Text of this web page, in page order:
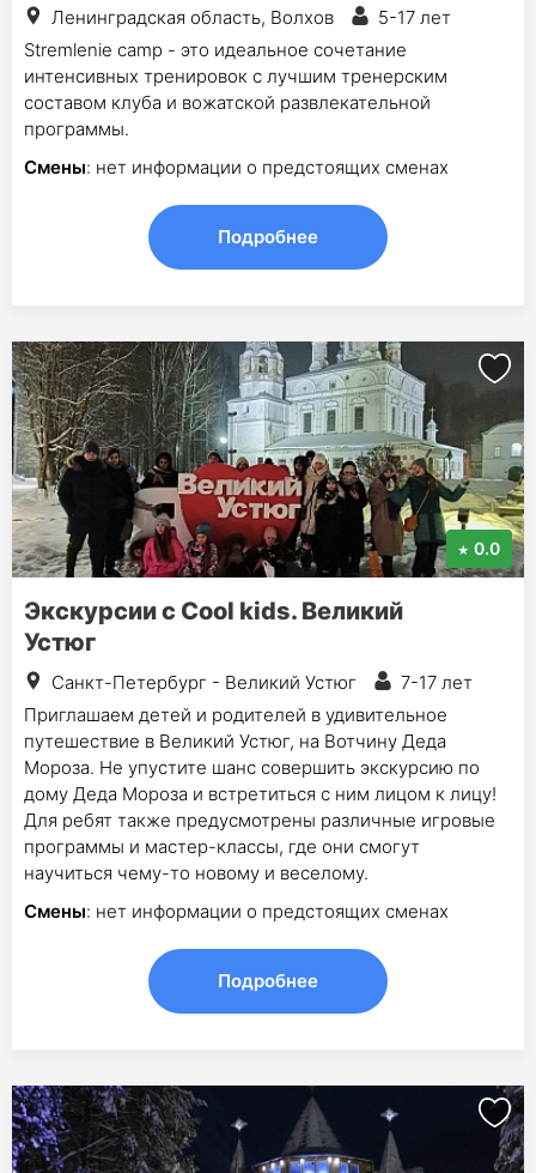
Ленинградская область, Волхов
5-17 лет
Stremlenie camp - это идеальное сочетание
интенсивных тренировок с лучшим тренерским
составом клуба и вожатской развлекательной
программы.
Смены: нет информации о предстоящих сменах
Подробнее
0.0
Экскурсии с Cool kids. Великий
Устюг
Санкт-Петербург - Великий Устюг
7-17 лет
Приглашаем детей и родителей в удивительное
путешествие в Великий Устюг, на Вотчину Деда
Мороза. Не упустите шанс совершить экскурсию по
дому Деда Мороза и встретиться с ним лицом к лицу!
Для ребят также предусмотрены различные игровые
программы и мастер-классы, где они смогут
научиться чему-то новому и веселому.
Смены: нет информации о предстоящих сменах
Подробнее